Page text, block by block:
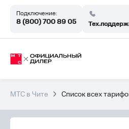
Подключение:
8 (800) 700 89 05
МТС в Чите Список всех